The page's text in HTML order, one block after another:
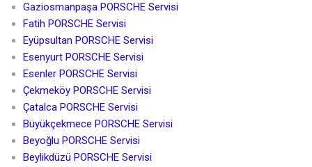
Gaziosmanpaşa PORSCHE Servisi
Fatih PORSCHE Servisi
Eyüpsultan PORSCHE Servisi
Esenyurt PORSCHE Servisi
Esenler PORSCHE Servisi
Çekmeköy PORSCHE Servisi
Çatalca PORSCHE Servisi
Büyükçekmece PORSCHE Servisi
Beyoğlu PORSCHE Servisi
Beylikdüzü PORSCHE Servisi